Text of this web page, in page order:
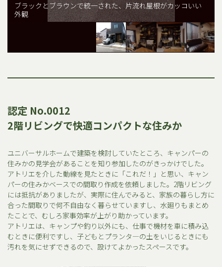
ブラックとブラウンで統一された、片流れ屋根がカッコいい
外観
認定 No.0012
2階リビングで快適コンパクトな住みか
ユニバーサルホームで建築を検討していたところ、キャンパーの
住みかの見学会があることを知り参加したのがきっかけでした。
アトリエを介した動線を見たときに「これだ！」と思い、キャン
パーの住みかベースでの間取り作成を依頼しました。2階リビング
には抵抗がありましたが、実際に住んでみると、家族の暮らし方に
合った間取りで何不自由なく暮らせていますし、水廻りもまとめ
たことで、むしろ家事効率が上がり助かっています。
アトリエは、キャンプや釣り以外にも、仕事で機材を車に積み込
むときに便利ですし、子どもとプランタ―の土をいじるときにも
汚れを気にせずできるので、設けてよかったスペースです。